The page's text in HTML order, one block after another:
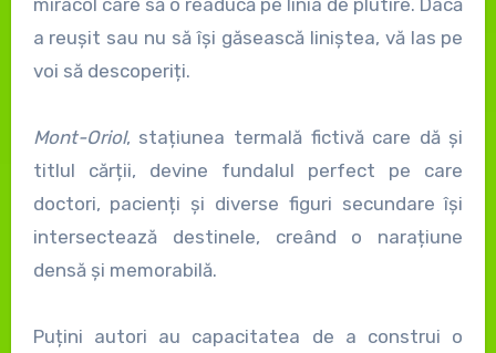
miracol care să o readucă pe linia de plutire. Dacă
a reușit sau nu să își găsească liniștea, vă las pe
voi să descoperiți.
Mont-Oriol, stațiunea termală fictivă care dă și
titlul cărții, devine fundalul perfect pe care
doctori, pacienți și diverse figuri secundare își
intersectează destinele, creând o narațiune
densă și memorabilă.
Puțini autori au capacitatea de a construi o